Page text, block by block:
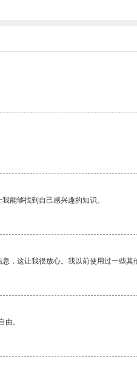
能够找到自己感兴趣的知识。
，这让我很放心。我以前使用过一些
由。